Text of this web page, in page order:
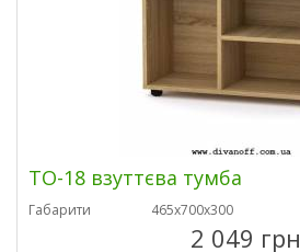
ТО-18 взуттєва тумба
Габарити 465х700х300
2 049 грн